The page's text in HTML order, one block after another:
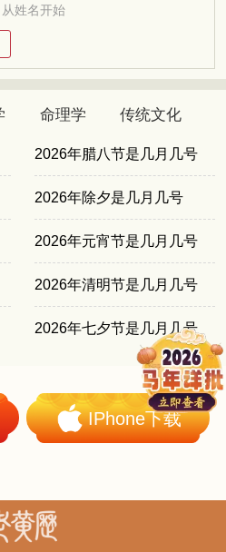
姓名开始
命理学 传统文化
2026年腊八节是几月几号
2026年除夕是几月几号
2026年元宵节是几月几号
2026年清明节是几月几号
2026年七夕节是几月几号
IPhone下载